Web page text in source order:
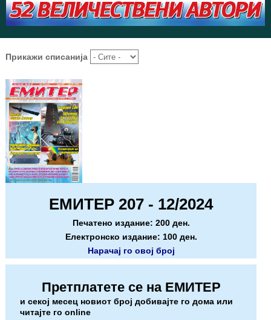
Прикажи списанија
ЕМИТЕР 207 - 12/2024
Печатено издание: 200 ден.
Електронско издание: 100 ден.
Нарачај го овој број
Претплатете се на ЕМИТЕР
и секој месец новиот број добивајте го дома или
читајте го online